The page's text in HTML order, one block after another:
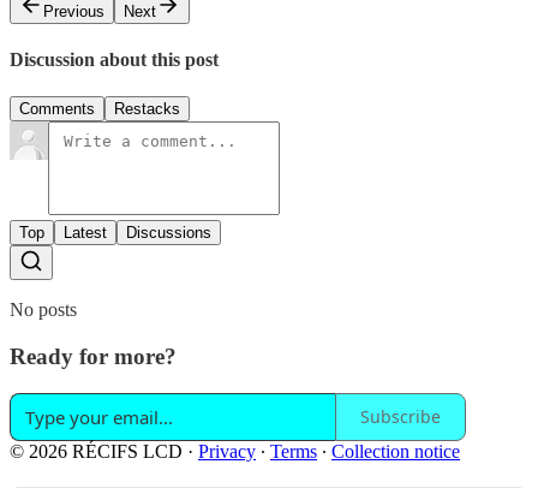
Previous
Next
Discussion about this post
Comments Restacks
Top Latest Discussions
No posts
Ready for more?
Subscribe
© 2026 RÉCIFS LCD · Privacy ∙ Terms ∙ Collection notice